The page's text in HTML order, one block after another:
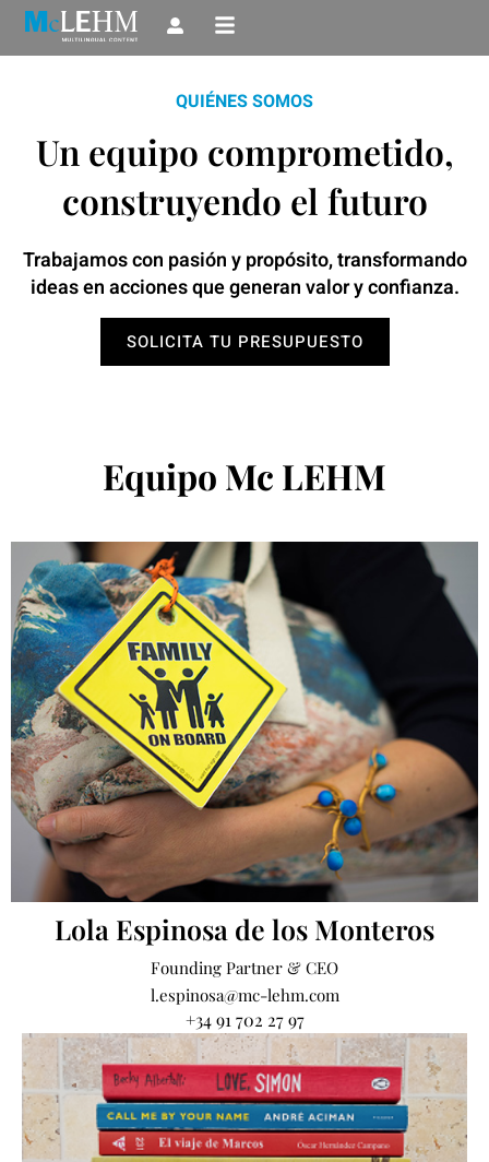
QUIÉNES SOMOS
Un equipo comprometido,
construyendo el futuro
Trabajamos con pasión y propósito, transformando
ideas en acciones que generan valor y confianza.
SOLICITA TU PRESUPUESTO
Equipo Mc LEHM
Lola Espinosa de los Monteros
Founding Partner & CEO
l.espinosa@mc-lehm.com
+34 91 702 27 97